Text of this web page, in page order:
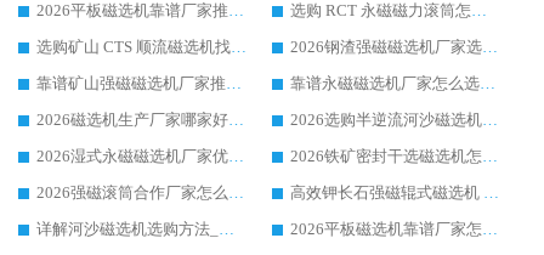
2026平板磁选机靠谱厂家推荐_ 华体会手机网页版-华体会(中国) 凭借良好口碑获得众多客户认可
选购 RCT 永磁磁力滚筒怎么选?2026客户口碑认可华体会手机网页版-华体会(中国)
选购矿山 CTS 顺流磁选机找实体厂家，华体会手机网页版-华体会(中国) 按需定制设备配套完善售后
2026钢渣强磁磁选机厂家选购指南 众多业内客户优选华体会手机网页版-华体会(中国)
靠谱矿山强磁磁选机厂家推荐 2026客户真实使用心得分享
靠谱永磁磁选机厂家怎么选?福建客户真实体验分享华体会手机网页版-华体会(中国) 品牌
2026磁选机生产厂家哪家好?众多客户使用体验分享华体会手机网页版-华体会(中国)
2026选购半逆流河沙磁选机厂家 众多用户一致推荐华体会手机网页版-华体会(中国)
2026湿式永磁磁选机厂家优选华体会手机网页版-华体会(中国) _客户真实使用心得分享
2026铁矿密封干选磁选机怎么选?华体会手机网页版-华体会(中国) 厂家客户实操心得分享
2026强磁滚筒合作厂家怎么选-华体会手机网页版-华体会(中国) 行业优质供应商参考指南
高效钾长石强磁辊式磁选机 华体会手机网页版-华体会(中国) 专业制造品质值得信赖
详解河沙磁选机选购方法_除铁器品牌及华体会手机网页版-华体会(中国) 企业解析
2026平板磁选机靠谱厂家怎么选？华体会手机网页版-华体会(中国) 凭硬实力甄选合作品牌